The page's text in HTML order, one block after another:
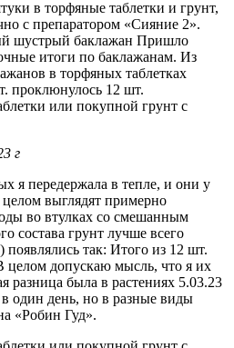
в торфяные таблетки и грунт,
с препаратором «Сияние 2».
шустрый баклажан Пришло
итоги по баклажанам. Из
в торфяных таблетках
проклюнулось 12 шт.
г
я передержала в тепле, и они у
выглядят примерно
во втулках со смешанным
состава грунт лучше всего
появлялись так: Итого из 12 шт.
целом допускаю мысль, что я их
разница была в растениях 5.03.23
один день, но в разные виды
«Робин Гуд».